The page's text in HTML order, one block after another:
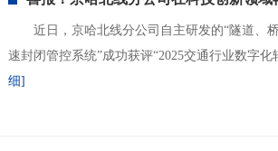
近日，京哈北线分公司自主研发的“隧道、
速封闭管控系统”成功获评“2025交通行业数字化
细]